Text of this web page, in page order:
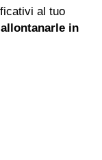
al tuo
allontanarle in